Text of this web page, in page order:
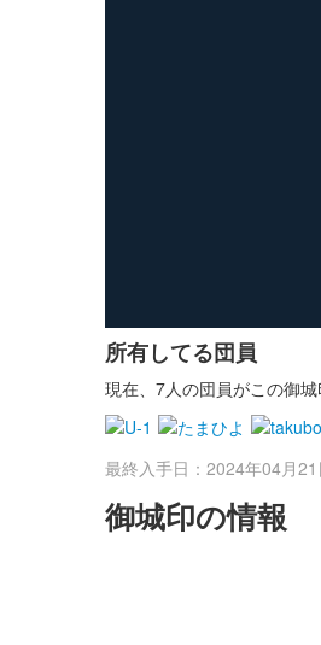
所有してる団員
現在、7人の団員がこの御城
最終入手日：2024年04月21
御城印の情報